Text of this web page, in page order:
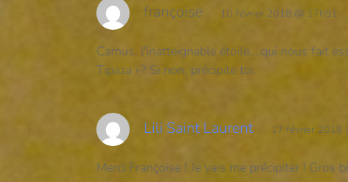
françoise 10 février 2018 @ 17h51
Camus, l'inatteignable étoile….qui nous fait
Tipaza »? Si non, précipite toi.
Lili Saint Laurent 17 février 2018
Merci Françoise ! Je vais me précipiter ! Gros